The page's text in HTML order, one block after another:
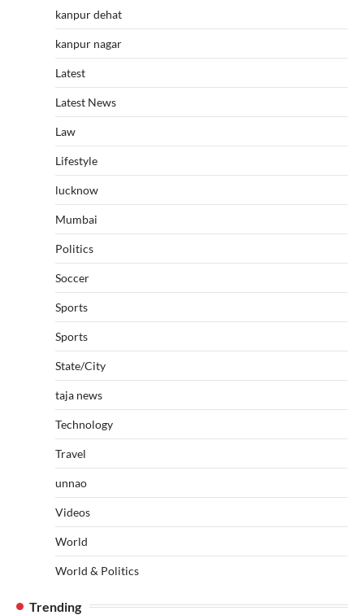
kanpur dehat
kanpur nagar
Latest
Latest News
Law
Lifestyle
lucknow
Mumbai
Politics
Soccer
Sports
Sports
State/City
taja news
Technology
Travel
unnao
Videos
World
World & Politics
Trending